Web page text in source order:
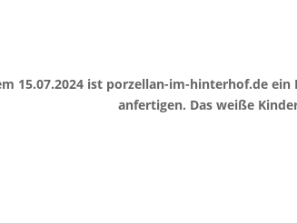
15.07.2024 ist porzellan-im-hinterhof.de
anfertigen. Das weiße